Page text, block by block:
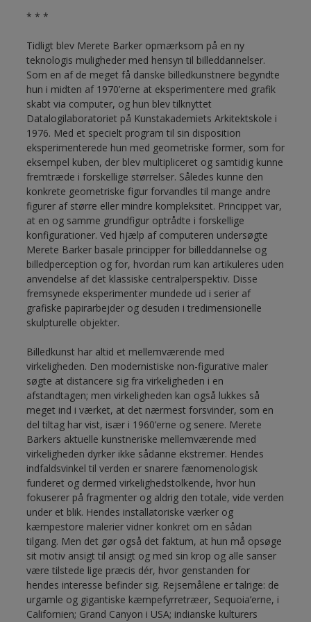
* * *
Tidligt blev Merete Barker opmærksom på en ny
teknologis muligheder med hensyn til billeddannelser.
Som en af de meget få danske billedkunstnere begyndte
hun i midten af 1970’erne at eksperimentere med grafik
skabt via computer, og hun blev tilknyttet
Datalogilaboratoriet på Kunstakademiets Arkitektskole i
1976. Med et specielt program til sin disposition
eksperimenterede hun med geometriske former, som for
eksempel kuben, der blev multipliceret og samtidig kunne
fremtræde i forskellige størrelser. Således kunne den
konkrete geometriske figur forvandles til mange andre
figurer af større eller mindre kompleksitet. Princippet var,
at en og samme grundfigur optrådte i forskellige
konfigurationer. Ved hjælp af computeren undersøgte
Merete Barker basale principper for billeddannelse og
billedperception og for, hvordan rum kan artikuleres uden
anvendelse af det klassiske centralperspektiv. Disse
fremsynede eksperimenter mundede ud i serier af
grafiske papirarbejder og desuden i tredimensionelle
skulpturelle objekter.
Billedkunst har altid et mellemværende med
virkeligheden. Den modernistiske non-figurative maler
søgte at distancere sig fra virkeligheden i en
afstandtagen; men virkeligheden kan også lukkes så
meget ind i værket, at det nærmest forsvinder, som en
del tiltag har vist, især i 1960’erne og senere. Merete
Barkers aktuelle kunstneriske mellemværende med
virkeligheden dyrker ikke sådanne ekstremer. Hendes
indfaldsvinkel til verden er snarere fænomenologisk
funderet og dermed virkelighedstolkende, hvor hun
fokuserer på fragmenter og aldrig den totale, vide verden
under et blik. Hendes installatoriske værker og
kæmpestore malerier vidner konkret om en sådan
tilgang. Men det gør også det faktum, at hun må opsøge
sit motiv ansigt til ansigt og med sin krop og alle sanser
være tilstede lige præcis dér, hvor genstanden for
hendes interesse befinder sig. Rejsemålene er talrige: de
urgamle og gigantiske kæmpefyrretræer, Sequoia’erne, i
Californien; Grand Canyon i USA; indianske kulturers